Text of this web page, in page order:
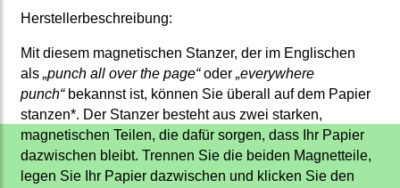
Herstellerbeschreibung:
Mit diesem magnetischen Stanzer, der im Englischen
als „punch all over the page“oder „everywhere
punch“bekannst ist, können Sie überall auf dem Papier
stanzen*. Der Stanzer besteht aus zwei starken,
magnetischen Teilen, die dafür sorgen, dass Ihr Papier
dazwischen bleibt. Trennen Sie die beiden Magnetteile,
legen Sie Ihr Papier dazwischen und klicken Sie den